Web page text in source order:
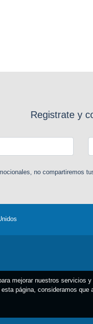
Registrate y
no compartiremos
mejorar nuestros servicios
esta página, consideramos